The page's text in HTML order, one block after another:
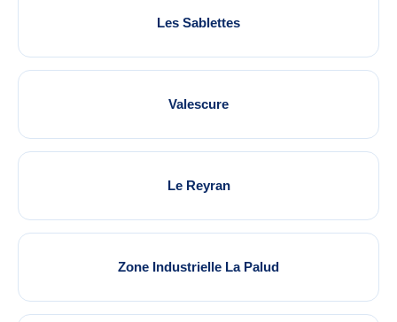
Les Sablettes
Valescure
Le Reyran
Zone Industrielle La Palud